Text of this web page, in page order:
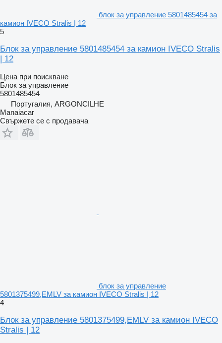
блок за управление 5801485454 за
камион IVECO Stralis | 12
5
Блок за управление 5801485454 за камион IVECO Stralis
| 12
Цена при поискване
Блок за управление
5801485454
Португалия, ARGONCILHE
Manaiacar
Свържете се с продавача
блок за управление
5801375499,EMLV за камион IVECO Stralis | 12
4
Блок за управление 5801375499,EMLV за камион IVECO
Stralis | 12